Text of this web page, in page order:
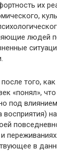
их
людей
того,
«понял»,
под
восприятия)
в